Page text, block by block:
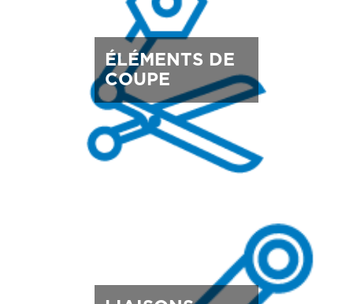
ÉLÉMENTS DE
COUPE